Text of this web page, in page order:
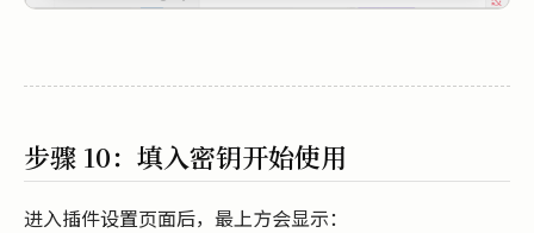
步骤 10：填入密钥开始使用
进入插件设置页面后，最上方会显示：